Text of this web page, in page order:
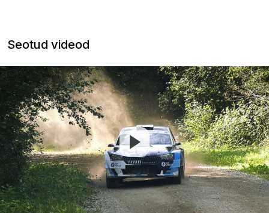
Seotud videod